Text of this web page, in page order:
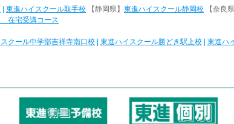
東進ハイスクール取手校 【静岡県】 東進ハイスクール静岡校 【奈良県
在宅受講コース
クール中学部吉祥寺南口校 東進ハイスクール勝どき駅上校 東進ハ